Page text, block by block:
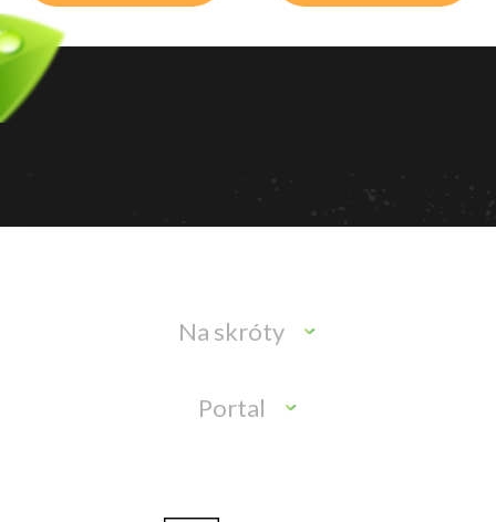
Na skróty
Portal